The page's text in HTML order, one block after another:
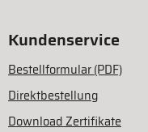
Kundenservice
Bestellformular (PDF)
Direktbestellung
Download Zertifikate